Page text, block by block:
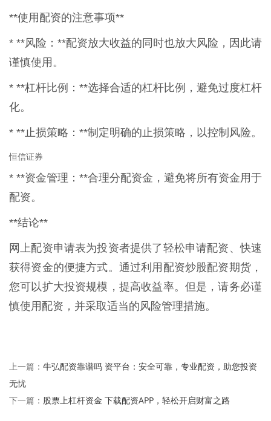
**使用配资的注意事项**
* **风险：**配资放大收益的同时也放大风险，因此请
谨慎使用。
* **杠杆比例：**选择合适的杠杆比例，避免过度杠杆
化。
* **止损策略：**制定明确的止损策略，以控制风险。
恒信证券
* **资金管理：**合理分配资金，避免将所有资金用于
配资。
**结论**
网上配资申请表为投资者提供了轻松申请配资、快速
获得资金的便捷方式。通过利用配资炒股配资期货，
您可以扩大投资规模，提高收益率。但是，请务必谨
慎使用配资，并采取适当的风险管理措施。
上一篇： 牛弘配资靠谱吗 资平台：安全可靠，专业配资，助您投资
无忧
下一篇： 股票上杠杆资金 下载配资APP，轻松开启财富之路